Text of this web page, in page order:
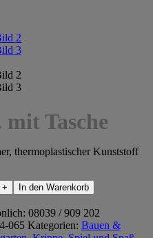
Tasche
thermoplastischer Kunststoff
In den Warenkorb
08039 / 909 202
065 Kategorien: Bauen &